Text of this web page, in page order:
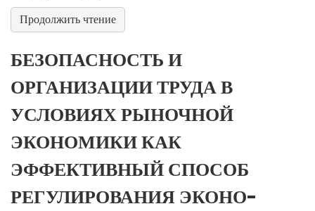
Продолжить чтение
БЕЗОПАСНОСТЬ И
ОРГАНИЗАЦИИ ТРУДА В
УСЛОВИЯХ РЫНОЧНОЙ
ЭКОНОМИКИ КАК
ЭФФЕКТИВНЫЙ СПОСОБ
РЕГУЛИРОВАНИЯ ЭКОНО-